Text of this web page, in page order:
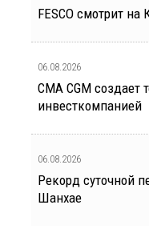
FESCO смотрит
06.08.2026
CMA CGM
инвесткомпанией
06.08.2026
Рекорд суточной
Шанхае